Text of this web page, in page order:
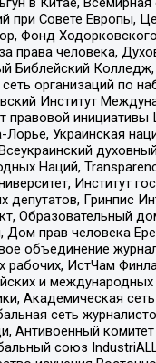
при Совете Европы,
Фонд
человека,
Библейский
организаций по
Институт
правовой
Лорье, Украинская
Наций,
Институт
Гринпис
Образовательный
прав человека
объединение
ИстЧам
и
Академическая
сеть
союз